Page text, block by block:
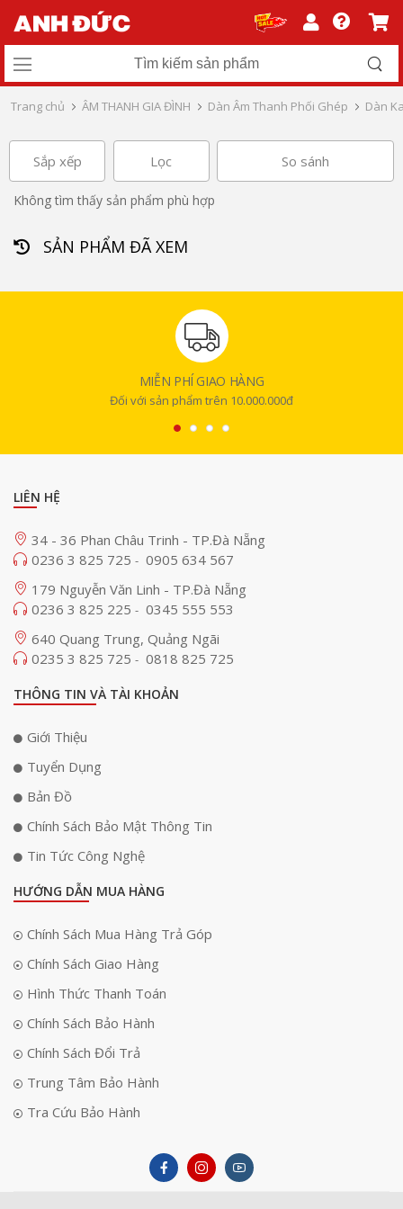
Trang chủ ÂM THANH GIA ĐÌNH Dàn Âm Thanh Phối Ghép Dàn
Sắp xếp Lọc So sánh
Không tìm thấy sản phẩm phù hợp
SẢN PHẨM ĐÃ XEM
MIỄN PHÍ GIAO HÀNG
Đối với sản phẩm trên 10.000.000đ
LIÊN HỆ
34 - 36 Phan Châu Trinh - TP.Đà Nẵng
0236 3 825 725 - 0905 634 567
179 Nguyễn Văn Linh - TP.Đà Nẵng
0236 3 825 225 - 0345 555 553
640 Quang Trung, Quảng Ngãi
0235 3 825 725 - 0818 825 725
THÔNG TIN VÀ TÀI KHOẢN
Giới Thiệu
Tuyển Dụng
Bản Đồ
Chính Sách Bảo Mật Thông Tin
Tin Tức Công Nghệ
HƯỚNG DẪN MUA HÀNG
Chính Sách Mua Hàng Trả Góp
Chính Sách Giao Hàng
Hình Thức Thanh Toán
Chính Sách Bảo Hành
Chính Sách Đổi Trả
Trung Tâm Bảo Hành
Tra Cứu Bảo Hành